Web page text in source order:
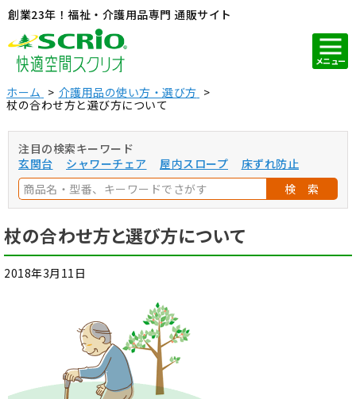
創業23年！福祉・介護用品専門 通販サイト
メニュー
ホーム
介護用品の使い方・選び方
杖の合わせ方と選び方について
注目の検索キーワード
玄関台
シャワーチェア 屋内スロープ
床ずれ防止
検 索
杖の合わせ方と選び方について
2018年3月11日